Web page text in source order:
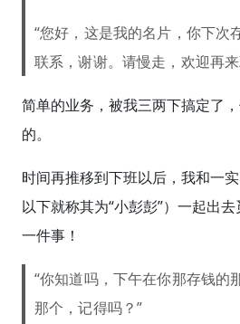
“您好，这是我的名片，你下次
联系，谢谢。请慢走，欢迎再来
简单的业务，被我三两下搞定了
的。
时间再推移到下班以后，我和一
以下就称其为“小彭彭”）一起出
一件事！
“你知道吗，下午在你那存钱的
那个，记得吗？”